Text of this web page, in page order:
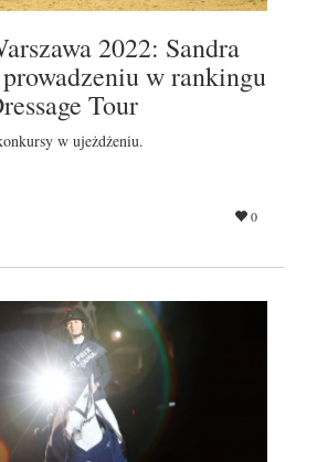
2022: Sandra
w rankingu
Tour
w ujeżdżeniu.
0